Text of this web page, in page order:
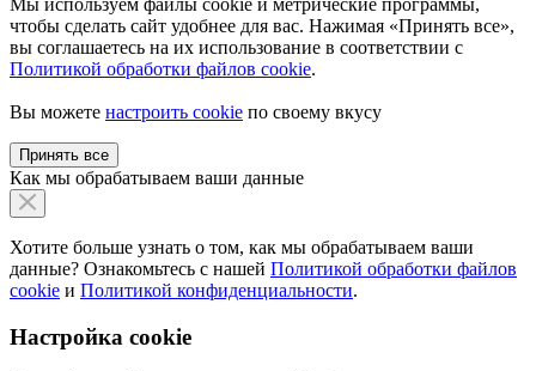
Мы используем файлы cookie и метрические программы,
чтобы сделать сайт удобнее для вас. Нажимая «Принять все»,
вы соглашаетесь на их использование в соответствии с
Политикой обработки файлов cookie.
Вы можете настроить cookie по своему вкусу
Принять все
Как мы обрабатываем ваши данные
Хотите больше узнать о том, как мы обрабатываем ваши
данные? Ознакомьтесь с нашей Политикой обработки файлов
cookie и Политикой конфиденциальности.
Настройка cookie